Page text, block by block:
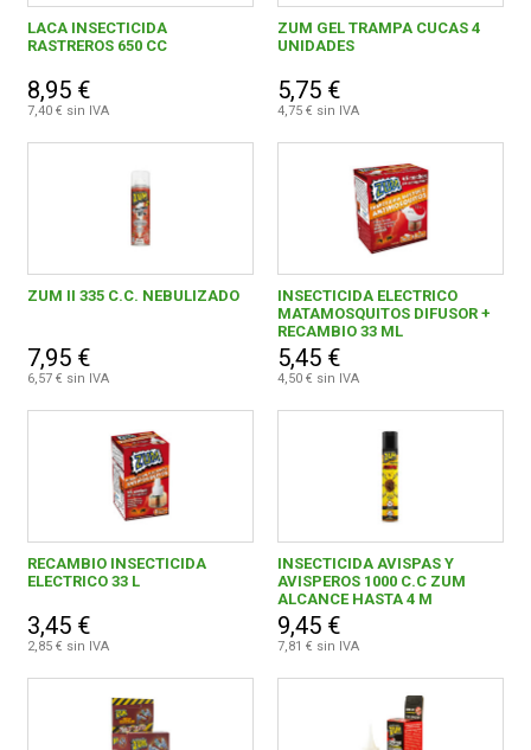
Jardín 3
3,00 € - 3,99 € 1
4,00 € - 4,99 €
5,00 € - 5,99 €
6,00 € - 6,99 € 4
2
8,00 € - 8,99 € 3
9,00 € y superior
QUIMIOPEN, S.L. 19
LACA INSECTICIDA
RASTREROS 650 CC
8,95 €
7,40 € sin IVA
ZUM GEL TRAMPA CUCAS 4
UNIDADES
5,75 €
4,75 € sin IVA
ZUM II 335 C.C. NEBULIZADO
7,95 €
6,57 € sin IVA
INSECTICIDA ELECTRICO
MATAMOSQUITOS DIFUSOR +
RECAMBIO 33 ML
5,45 €
4,50 € sin IVA
RECAMBIO INSECTICIDA
ELECTRICO 33 L
3,45 €
2,85 € sin IVA
INSECTICIDA AVISPAS Y
AVISPEROS 1000 C.C ZUM
ALCANCE HASTA 4 M
9,45 €
7,81 € sin IVA
GUÍAS
ENVÍOS
DEVOLUCIONES
FORMAS DE PAGO
CONDICIONES